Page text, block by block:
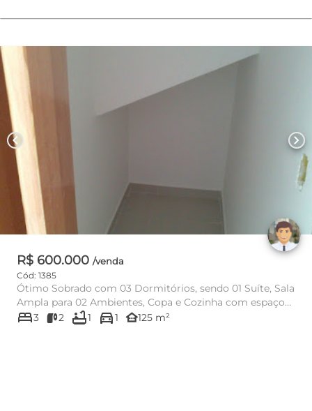
chevron_left chevron_right
R$ 600.000 /venda
Cód: 1385
Ótimo Sobrado com 03 Dormitórios, sendo 01 Suíte, Sala
Ampla para 02 Ambientes, Copa e Cozinha com espaço
para Cook ...
bed3 2 bathtub1 directions_car1 other_houses125 m²